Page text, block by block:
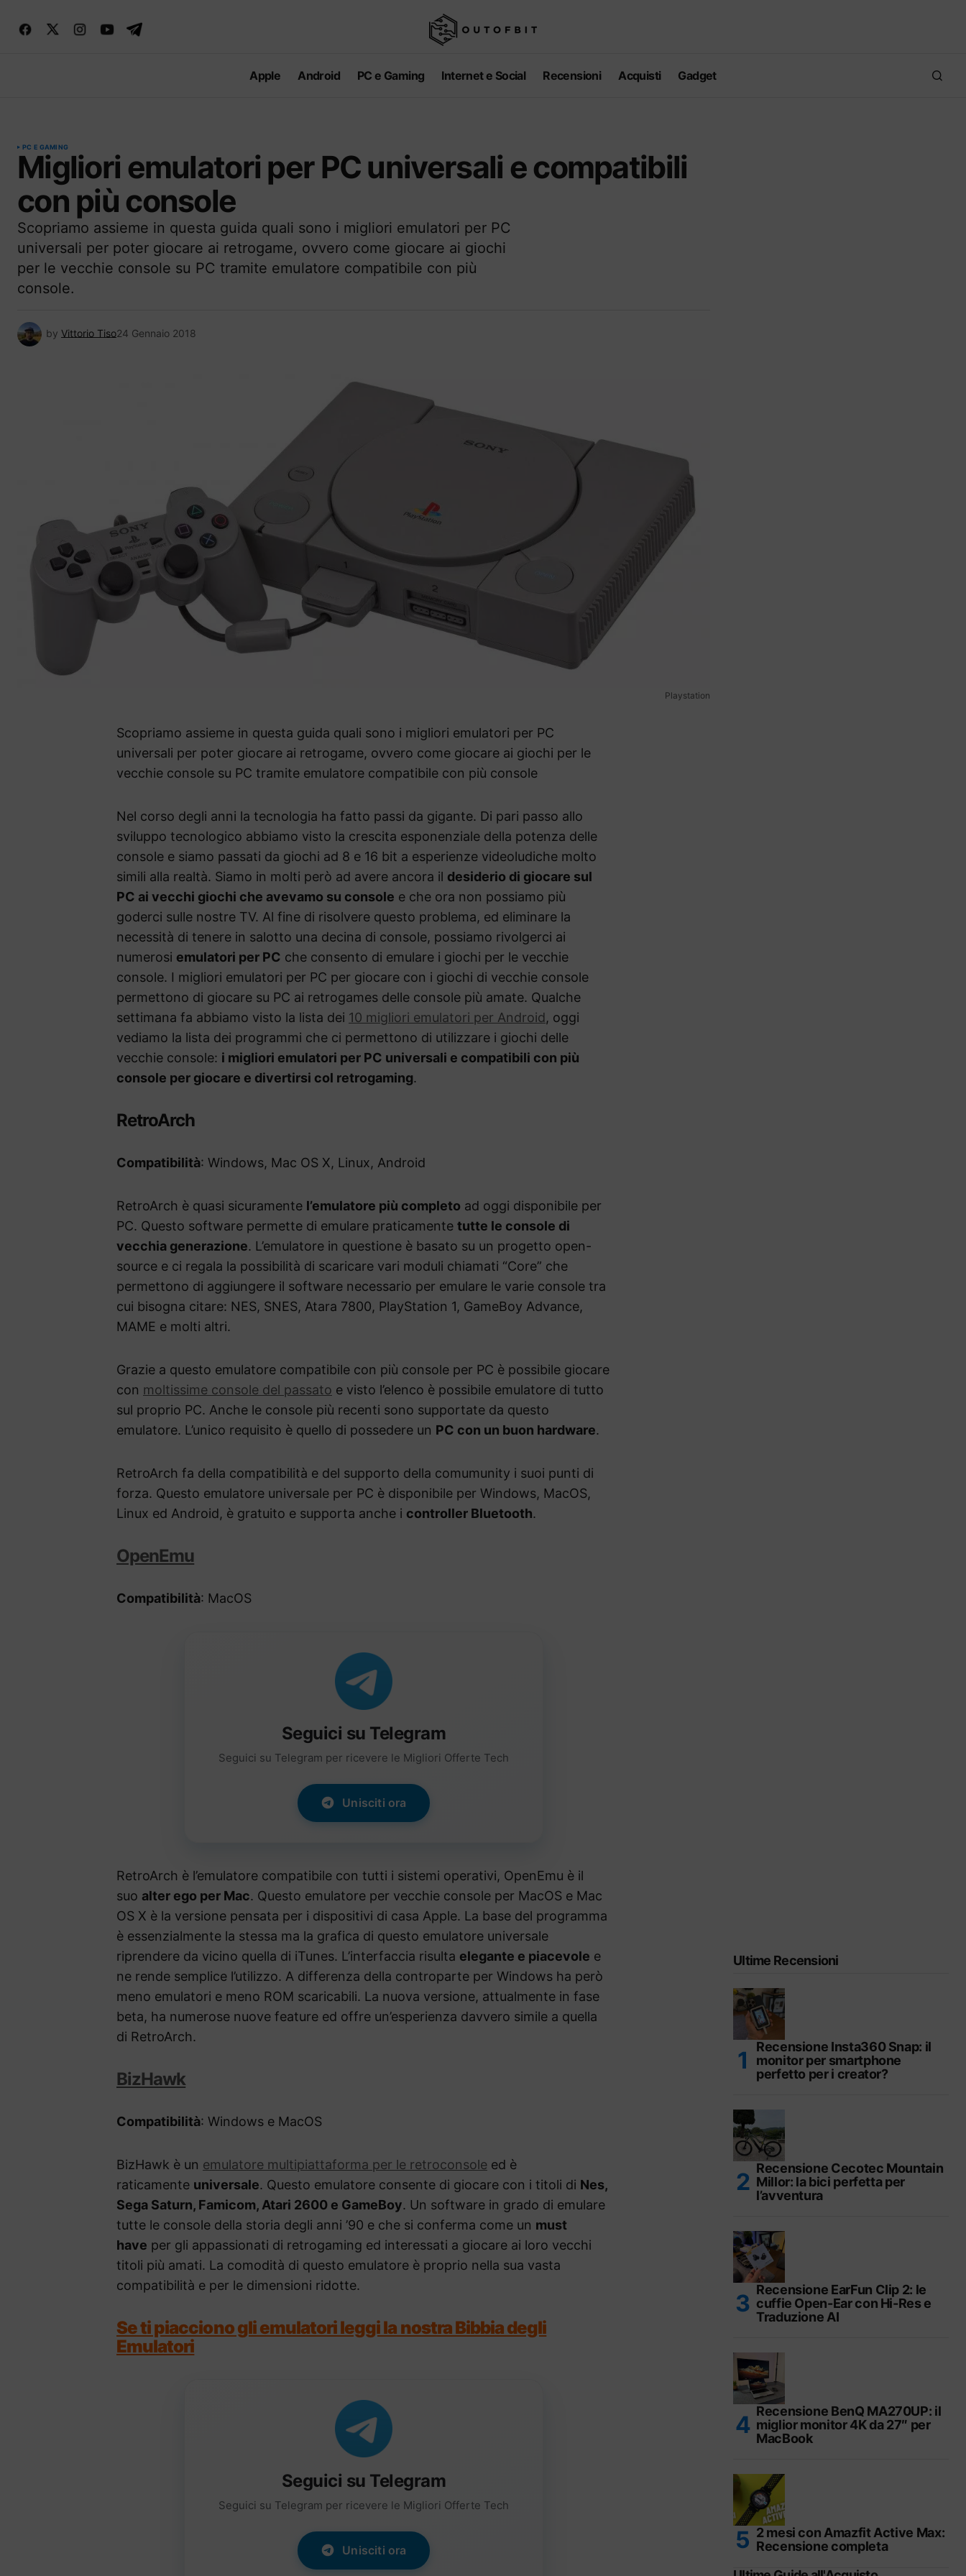
Apple Android PC e Gaming Internet e Social Recensioni Acquisti Gadget
PC E GAMING
Migliori emulatori per PC universali e compatibili
con più console
Scopriamo assieme in questa guida quali sono i migliori emulatori per PC
universali per poter giocare ai retrogame, ovvero come giocare ai giochi
per le vecchie console su PC tramite emulatore compatibile con più
console.
by Vittorio Tiso24 Gennaio 2018
Playstation
Scopriamo assieme in questa guida quali sono i migliori emulatori per PC
universali per poter giocare ai retrogame, ovvero come giocare ai giochi per le
vecchie console su PC tramite emulatore compatibile con più console
Nel corso degli anni la tecnologia ha fatto passi da gigante. Di pari passo allo
sviluppo tecnologico abbiamo visto la crescita esponenziale della potenza delle
console e siamo passati da giochi ad 8 e 16 bit a esperienze videoludiche molto
simili alla realtà. Siamo in molti però ad avere ancora il desiderio di giocare sul
PC ai vecchi giochi che avevamo su console e che ora non possiamo più
goderci sulle nostre TV. Al fine di risolvere questo problema, ed eliminare la
necessità di tenere in salotto una decina di console, possiamo rivolgerci ai
numerosi emulatori per PC che consento di emulare i giochi per le vecchie
console. I migliori emulatori per PC per giocare con i giochi di vecchie console
permettono di giocare su PC ai retrogames delle console più amate. Qualche
settimana fa abbiamo visto la lista dei 10 migliori emulatori per Android, oggi
vediamo la lista dei programmi che ci permettono di utilizzare i giochi delle
vecchie console: i migliori emulatori per PC universali e compatibili con più
console per giocare e divertirsi col retrogaming.
RetroArch
Compatibilità: Windows, Mac OS X, Linux, Android
RetroArch è quasi sicuramente l’emulatore più completo ad oggi disponibile per
PC. Questo software permette di emulare praticamente tutte le console di
vecchia generazione. L’emulatore in questione è basato su un progetto open-
source e ci regala la possibilità di scaricare vari moduli chiamati “Core” che
permettono di aggiungere il software necessario per emulare le varie console tra
cui bisogna citare: NES, SNES, Atara 7800, PlayStation 1, GameBoy Advance,
MAME e molti altri.
Grazie a questo emulatore compatibile con più console per PC è possibile giocare
con moltissime console del passato e visto l’elenco è possibile emulatore di tutto
sul proprio PC. Anche le console più recenti sono supportate da questo
emulatore. L’unico requisito è quello di possedere un PC con un buon hardware.
RetroArch fa della compatibilità e del supporto della comumunity i suoi punti di
forza. Questo emulatore universale per PC è disponibile per Windows, MacOS,
Linux ed Android, è gratuito e supporta anche i controller Bluetooth.
OpenEmu
Compatibilità: MacOS
Seguici su Telegram
Seguici su Telegram per ricevere le Migliori Offerte Tech
Unisciti ora
RetroArch è l’emulatore compatibile con tutti i sistemi operativi, OpenEmu è il
suo alter ego per Mac. Questo emulatore per vecchie console per MacOS e Mac
OS X è la versione pensata per i dispositivi di casa Apple. La base del programma
è essenzialmente la stessa ma la grafica di questo emulatore universale
riprendere da vicino quella di iTunes. L’interfaccia risulta elegante e piacevole e
ne rende semplice l’utilizzo. A differenza della controparte per Windows ha però
meno emulatori e meno ROM scaricabili. La nuova versione, attualmente in fase
beta, ha numerose nuove feature ed offre un’esperienza davvero simile a quella
di RetroArch.
BizHawk
Compatibilità: Windows e MacOS
BizHawk è un emulatore multipiattaforma per le retroconsole ed è
raticamente universale. Questo emulatore consente di giocare con i titoli di Nes,
Sega Saturn, Famicom, Atari 2600 e GameBoy. Un software in grado di emulare
tutte le console della storia degli anni ’90 e che si conferma come un must
have per gli appassionati di retrogaming ed interessati a giocare ai loro vecchi
titoli più amati. La comodità di questo emulatore è proprio nella sua vasta
compatibilità e per le dimensioni ridotte.
Se ti piacciono gli emulatori leggi la nostra Bibbia degli
Emulatori
Seguici su Telegram
Seguici su Telegram per ricevere le Migliori Offerte Tech
Unisciti ora
Ultime Recensioni
Recensione Insta360 Snap: il
monitor per smartphone
perfetto per i creator?
Recensione Cecotec Mountain
Millor: la bici perfetta per
l’avventura
Recensione EarFun Clip 2: le
cuffie Open-Ear con Hi-Res e
Traduzione AI
Recensione BenQ MA270UP: il
miglior monitor 4K da 27″ per
MacBook
2 mesi con Amazfit Active Max:
Recensione completa